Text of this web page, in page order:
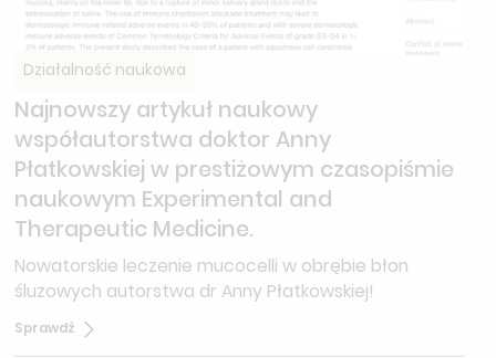
Działalność naukowa
Najnowszy artykuł naukowy
współautorstwa doktor Anny
Płatkowskiej w prestiżowym czasopiśmie
naukowym Experimental and
Therapeutic Medicine.
Nowatorskie leczenie mucocelli w obrębie błon
śluzowych autorstwa dr Anny Płatkowskiej!
Sprawdź